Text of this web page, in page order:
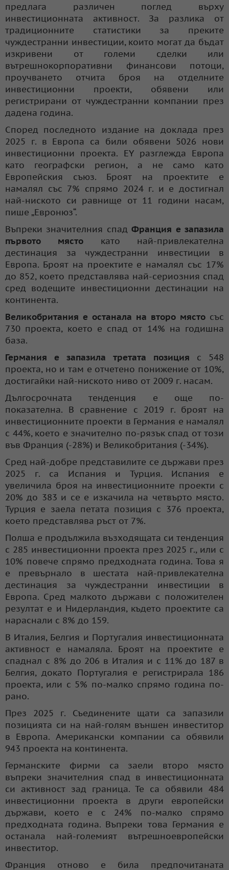
предлага различен поглед върху
инвестиционната активност. За разлика от
традиционните статистики за преките
чуждестранни инвестиции, които могат да бъдат
изкривени от големи сделки или
вътрешнокорпоративни финансови потоци,
проучването отчита броя на отделните
инвестиционни проекти, обявени или
регистрирани от чуждестранни компании през
дадена година.
Според последното издание на доклада през
2025 г. в Европа са били обявени 5026 нови
инвестиционни проекта. EY разглежда Европа
като географски регион, а не само като
Европейския съюз. Броят на проектите е
намалял със 7% спрямо 2024 г. и е достигнал
най-ниското си равнище от 11 години насам,
пише „Евронюз“.
Въпреки значителния спадФранция е запазила
първото място като най-привлекателна
дестинация за чуждестранни инвестиции в
Европа. Броят на проектите е намалял със 17%
до 852, което представлява най-сериозния спад
сред водещите инвестиционни дестинации на
континента.
Великобритания е останала на второ място със
730 проекта, което е спад от 14% на годишна
база.
Германия е запазила третата позиция с 548
проекта, но и там е отчетено понижение от 10%,
достигайки най-ниското ниво от 2009 г. насам.
Дългосрочната тенденция е още по-
показателна. В сравнение с 2019 г. броят на
инвестиционните проекти в Германия е намалял
с 44%, което е значително по-рязък спад от този
във Франция (-28%) и Великобритания (-34%).
Сред най-добре представилите се държави през
2025 г. са Испания и Турция. Испания е
увеличила броя на инвестиционните проекти с
20% до 383 и се е изкачила на четвърто място.
Турция е заела петата позиция с 376 проекта,
което представлява ръст от 7%.
Полша е продължила възходящата си тенденция
с 285 инвестиционни проекта през 2025 г., или с
10% повече спрямо предходната година. Това я
е превърнало в шестата най-привлекателна
дестинация за чуждестранни инвестиции в
Европа. Сред малкото държави с положителен
резултат е и Нидерландия, където проектите са
нараснали с 8% до 159.
В Италия, Белгия и Португалия инвестиционната
активност е намаляла. Броят на проектите е
спаднал с 8% до 206 в Италия и с 11% до 187 в
Белгия, докато Португалия е регистрирала 186
проекта, или с 5% по-малко спрямо година по-
рано.
През 2025 г. Съединените щати са запазили
позицията си на най-голям външен инвеститор
в Европа. Американски компании са обявили
943 проекта на континента.
Германските фирми са заели второ място
въпреки значителния спад в инвестиционната
си активност зад граница. Те са обявили 484
инвестиционни проекта в други европейски
държави, което е с 24% по-малко спрямо
предходната година. Въпреки това Германия е
останала най-големият вътрешноевропейски
инвеститор.
Франция отново е била предпочитаната